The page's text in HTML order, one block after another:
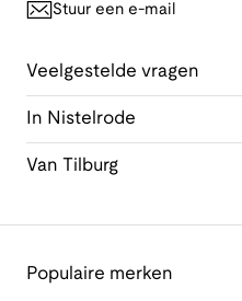
Stuur een e-mail
Veelgestelde vragen
In Nistelrode
Van Tilburg
Populaire merken